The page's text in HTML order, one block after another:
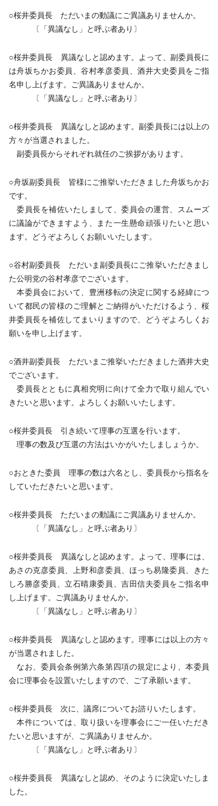
○桜井委員長 ただいまの動議にご異議ありませんか。
〔「異議なし」と呼ぶ者あり〕
○桜井委員長 異議なしと認めます。よって、副委員長に
は舟坂ちかお委員、谷村孝彦委員、酒井大史委員をご指
名申し上げます。ご異議ありませんか。
〔「異議なし」と呼ぶ者あり〕
○桜井委員長 異議なしと認めます。副委員長には以上の
方々が当選されました。
副委員長からそれぞれ就任のご挨拶があります。
○舟坂副委員長 皆様にご推挙いただきました舟坂ちかお
です。
委員長を補佐いたしまして、委員会の運営、スムーズ
に議論ができますよう、また一生懸命頑張りたいと思い
ます。どうぞよろしくお願いいたします。
○谷村副委員長 ただいま副委員長にご推挙いただきまし
た公明党の谷村孝彦でございます。
本委員会において、豊洲移転の決定に関する経緯につ
いて都民の皆様のご理解とご納得がいただけるよう、桜
井委員長を補佐してまいりますので、どうぞよろしくお
願いを申し上げます。
○酒井副委員長 ただいまご推挙いただきました酒井大史
でございます。
委員長とともに真相究明に向けて全力で取り組んでい
きたいと思います。よろしくお願いいたします。
○桜井委員長 引き続いて理事の互選を行います。
理事の数及び互選の方法はいかがいたしましょうか。
○おときた委員 理事の数は六名とし、委員長から指名を
していただきたいと思います。
○桜井委員長 ただいまの動議にご異議ありませんか。
〔「異議なし」と呼ぶ者あり〕
○桜井委員長 異議なしと認めます。よって、理事には、
あさの克彦委員、上野和彦委員、ほっち易隆委員、きた
しろ勝彦委員、立石晴康委員、吉田信夫委員をご指名申
し上げます。ご異議ありませんか。
〔「異議なし」と呼ぶ者あり〕
○桜井委員長 異議なしと認めます。理事には以上の方々
が当選されました。
なお、委員会条例第六条第四項の規定により、本委員
会に理事会を設置いたしますので、ご了承願います。
○桜井委員長 次に、議席についてお諮りいたします。
本件については、取り扱いを理事会にご一任いただき
たいと思いますが、ご異議ありませんか。
〔「異議なし」と呼ぶ者あり〕
○桜井委員長 異議なしと認め、そのように決定いたしま
した。